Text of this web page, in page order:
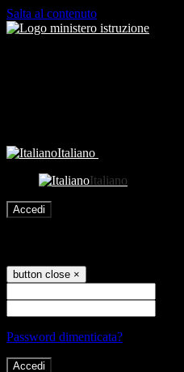
Salta al contenuto
Italiano
Italiano
Accedi
button close ×
Password dimenticata?